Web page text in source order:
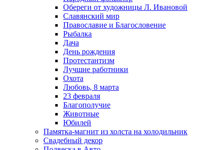
Обереги от художницы Л. Ивановой
Славянский мир
Православие и Благословение
Рыбалка
Дача
День рождения
Протестантизм
Лучшие работники
Охота
Любовь, 8 марта
23 февраля
Благополучие
Животные
Юбилей
Памятка-магнит из холста на холодильник
Свадебный декор